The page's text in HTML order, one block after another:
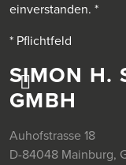
SIMON H.
GMBH
Auhofstrasse 18
D-84048 Mainburg,
einverstanden. *
* Pflichtfeld